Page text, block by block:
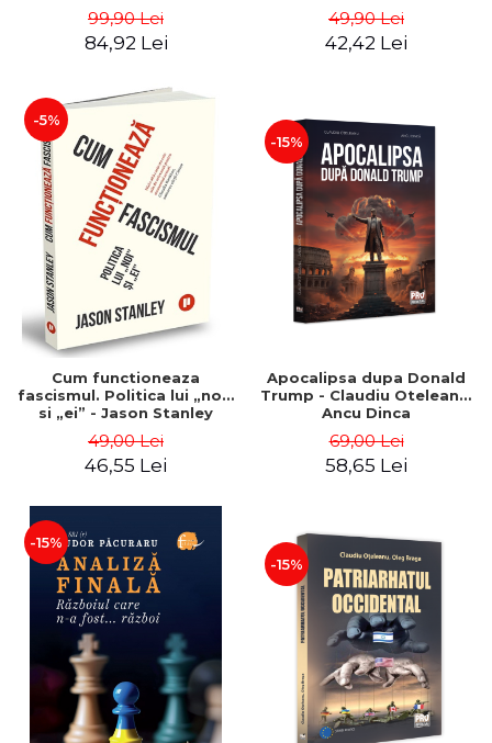
Alina-Simona Popescu
99,90 Lei
84,92 Lei
49,90 Lei
42,42 Lei
-5%
Cum functioneaza
fascismul. Politica lui „noi”
si „ei” - Jason Stanley
49,00 Lei
46,55 Lei
-15%
Apocalipsa dupa Donald
Trump - Claudiu Oteleanu,
Ancu Dinca
69,00 Lei
58,65 Lei
-15%
-15%